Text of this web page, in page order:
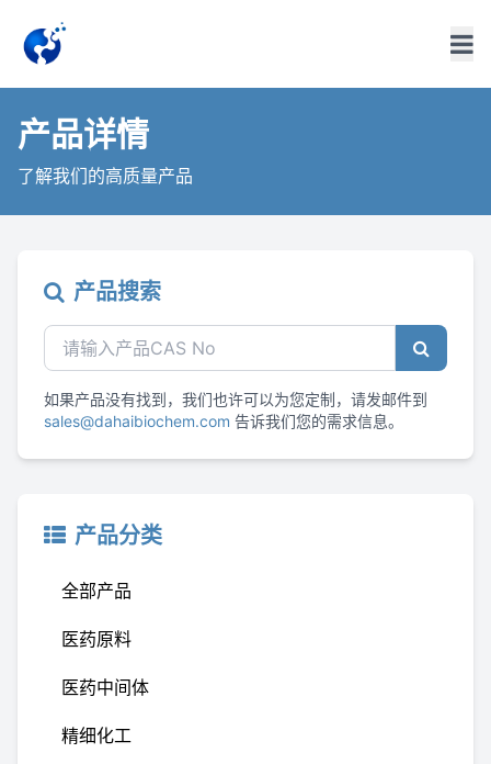
产品详情
了解我们的高质量产品
产品搜索
如果产品没有找到，我们也许可以为您定制，请发邮件到
sales@dahaibiochem.com 告诉我们您的需求信息。
产品分类
全部产品
医药原料
医药中间体
精细化工